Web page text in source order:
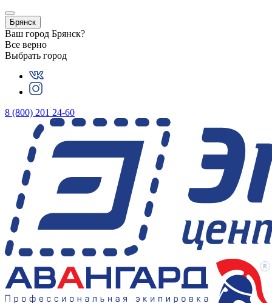
Брянск
Ваш город Брянск?
Все верно
Выбрать город
8 (800) 201 24-60